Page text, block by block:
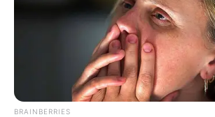
QUINTE PRIX
PRONOSTIC PRESSE
BRAINBERRIES